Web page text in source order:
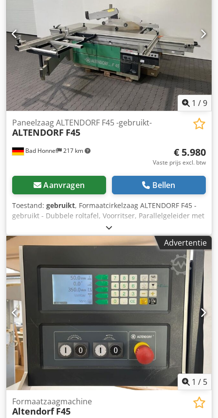
1 /9
Bad Honnef 217 km
Paneelzaag ALTENDORF F45 -gebruikt-
ALTENDORF F45
€ 5.980
Vaste prijs excl. btw
Aanvragen Bellen
Toestand: gebruikt, Formaatcirkelzaag ALTENDORF F45 -
gebruikt - Dubbele roltafel, Voorritser, Parallelgeleider met
fijne afstelling, Uitdraaitafel, Hydraulische
hoogteverstelling, Hydraulische zwenkverstelling, Digitale
weergave van zwenkhoek, Toerentalindicatie,
Tafelverlenging, aluminium geanodiseerd,
Tafelverbreding, aluminium geanodiseerd, Hoek-
verstekgeleider, Bovenkap smal en breed, Automatische
rem, Dwodpfx Aew Nx A Isfhea Stoftest uitgevoerd -----
Technische gegevens ----- Zwenkbereik: 45°, Wagenlengte:
3.200 mm, Zaagbreedte: 1.300 mm, Zaaghoogte: 125 mm,
Max. zaagblad Ø: 400 mm, Snelheden:
3.000/4.000/5.000/6.000 tpm, Motorvermogen: 5,5 kW,
Gewicht: 1040 kg
Advertentie
1 / 5
Formaatzaagmachine
Altendorf F45